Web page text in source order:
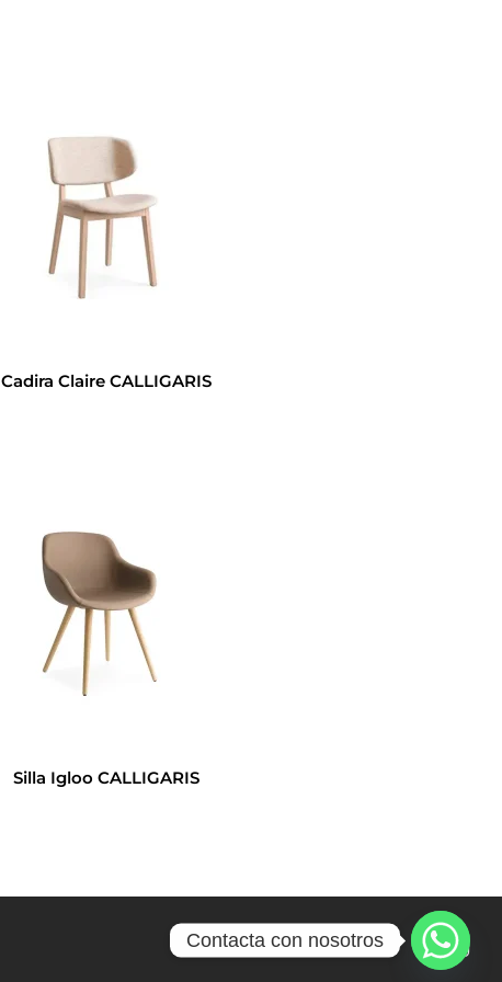
Cadira Claire CALLIGARIS
Silla Igloo CALLIGARIS
Contacta con nosotros